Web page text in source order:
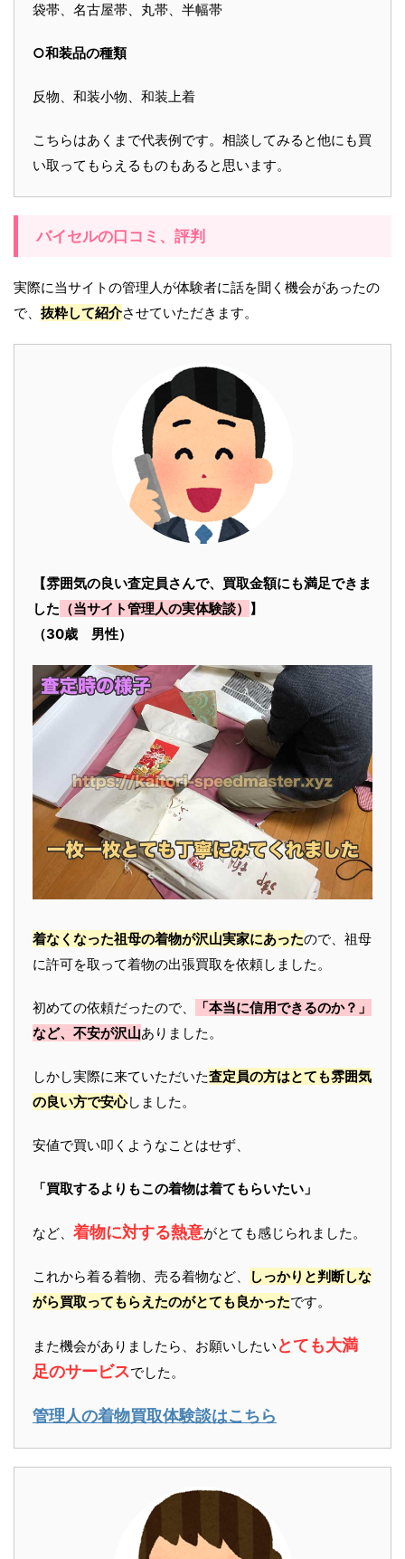
袋帯、名古屋帯、丸帯、半幅帯
○和装品の種類
反物、和装小物、和装上着
こちらはあくまで代表例です。相談してみると他にも買
い取ってもらえるものもあると思います。
バイセルの口コミ、評判
実際に当サイトの管理人が体験者に話を聞く機会があったの
で、 抜粋して紹介させていただきます。
【雰囲気の良い査定員さんで、買取金額にも満足できま
した （当サイト管理人の実体験談） 】
（30歳 男性）
着なくなった祖母の着物が沢山実家にあったので、祖母
に許可を取って着物の出張買取を依頼しました。
初めての依頼だったので、
「本当に信用できるのか？」
など、不安が沢山ありました。
しかし実際に来ていただいた査定員の方はとても雰囲気
の良い方で安心しました。
安値で買い叩くようなことはせず、
「買取するよりもこの着物は着てもらいたい」
など、 着物に対する熱意がとても感じられました。
これから着る着物、売る着物など、
しっかりと判断しな
がら買取ってもらえたのがとても良かったです。
また機会がありましたら、お願いしたい とても大満
足のサービスでした。
管理人の着物買取体験談はこちら